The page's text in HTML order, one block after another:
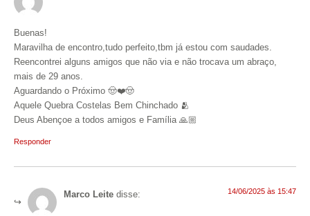
Buenas!
Maravilha de encontro,tudo perfeito,tbm já estou com saudades.
Reencontrei alguns amigos que não via e não trocava um abraço,
mais de 29 anos.
Aguardando o Próximo 🤠❤️🤠
Aquele Quebra Costelas Bem Chinchado 🫂
Deus Abençoe a todos amigos e Família 🙏🏼
Responder
Marco Leite disse: 14/06/2025 às 15:47